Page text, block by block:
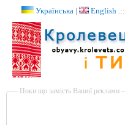
Українська English .::
Поки що замість Вашої реклами